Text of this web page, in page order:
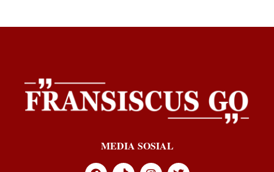
MEDIA SOSIAL